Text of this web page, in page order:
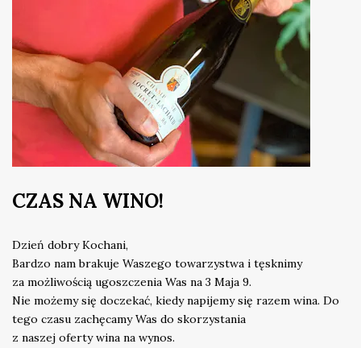
CZAS NA WINO!
Dzień dobry Kochani,
Bardzo nam brakuje Waszego towarzystwa i tęsknimy
za możliwością ugoszczenia Was na 3 Maja 9.
Nie możemy się doczekać, kiedy napijemy się razem wina. Do
tego czasu zachęcamy Was do skorzystania
z naszej oferty wina na wynos.